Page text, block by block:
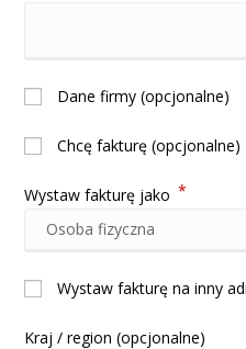
Dane firmy(opcjonalne)
Chcę fakturę(opcjonalne)
Wystaw fakturę jako *
Wystaw fakturę na inny
Kraj / region(opcjonalne)